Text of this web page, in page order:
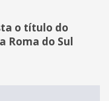
o título do
Roma do Sul